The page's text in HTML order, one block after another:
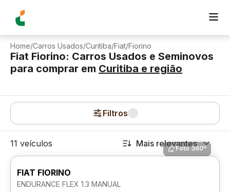
Home/Carros Usados/Curitiba/Fiat/Fiorino
Fiat Fiorino: Carros Usados e Seminovos
para comprar em Curitiba e região
Filtros
11 veículos Mais relevantes
Foto 360º
FIAT FIORINO
ENDURANCE FLEX 1.3 MANUAL